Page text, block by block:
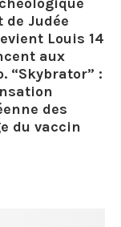
Judée
Louis 14
aux
“Skybrator” :
des
du vaccin